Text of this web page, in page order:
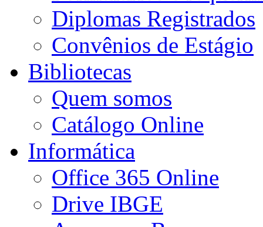
Diplomas Registrados
Convênios de Estágio
Bibliotecas
Quem somos
Catálogo Online
Informática
Office 365 Online
Drive IBGE